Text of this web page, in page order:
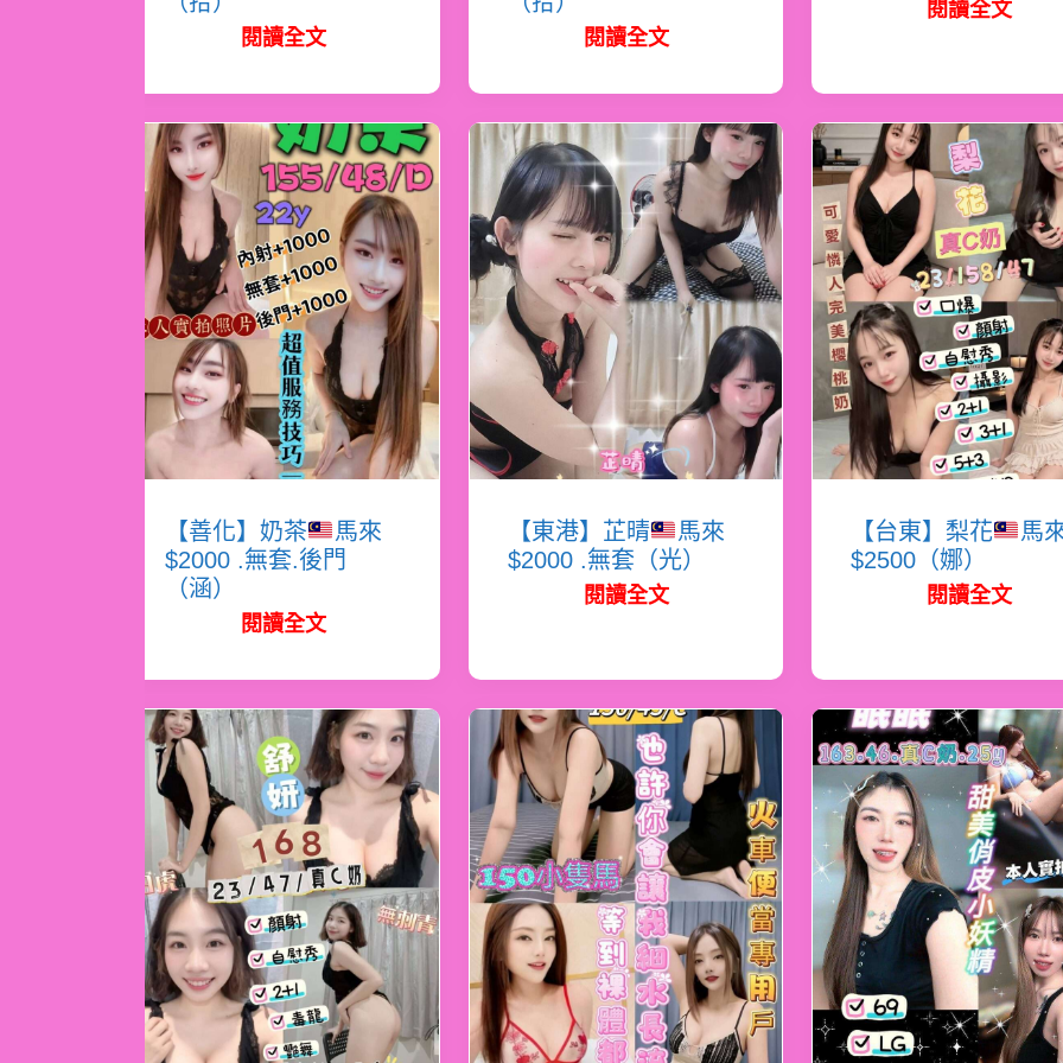
閱讀全文 閱讀全文
閱讀全文
【善化】奶茶
馬來
$2000 .無套.後門
（涵）
閱讀全文
【東港】芷晴
馬來
$2000 .無套（光）
閱讀全文
【台東】梨花
馬
$2500（娜）
閱讀全文